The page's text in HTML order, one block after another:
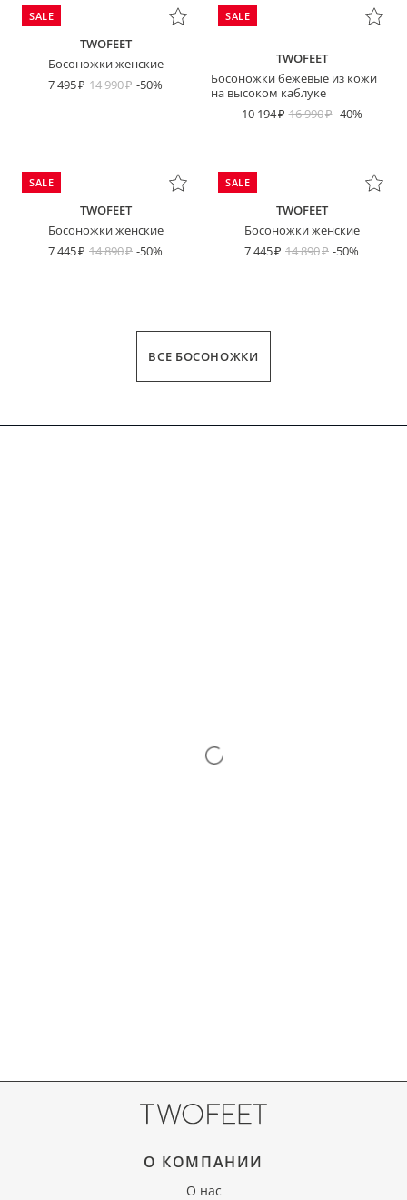
SALE
TWOFEET
Босоножки женские
7 495
14 990 -50%
SALE
TWOFEET
Босоножки бежевые из кожи
на высоком каблуке
10 194
16 990 -40%
SALE
TWOFEET
Босоножки женские
7 445
14 890 -50%
SALE
TWOFEET
Босоножки женские
7 445
14 890 -50%
ВСЕ БОСОНОЖКИ
О КОМПАНИИ
О нас